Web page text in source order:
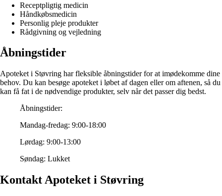
Receptpligtig medicin
Håndkøbsmedicin
Personlig pleje produkter
Rådgivning og vejledning
Åbningstider
Apoteket i Støvring har fleksible åbningstider for at imødekomme dine
behov. Du kan besøge apoteket i løbet af dagen eller om aftenen, så du
kan få fat i de nødvendige produkter, selv når det passer dig bedst.
Åbningstider:
Mandag-fredag: 9:00-18:00
Lørdag: 9:00-13:00
Søndag: Lukket
Kontakt Apoteket i Støvring